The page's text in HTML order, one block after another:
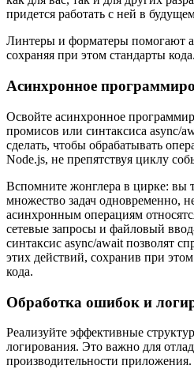
придется работать с ней в
Линтеры и форматеры помогают
сохраняя при этом стандарты кода.
Асинхронное
Освойте асинхронное
промисов или синтаксиса async/
сделать, чтобы обрабатывать
Node.js, не препятствуя циклу
Вспомните жонглера в цирке: вы
множество задач одновременно,
асинхронным операциям
сетевые запросы и файловый
синтаксис async/await позволят
этих действий, сохранив при
кода.
Обработка ошибок и
Реализуйте эффективные
логирования. Это важно для
производительности приложения.